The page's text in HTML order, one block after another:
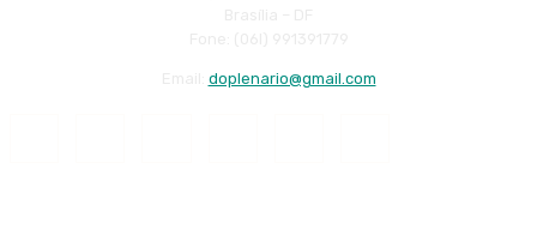
doplenario@gmail.com